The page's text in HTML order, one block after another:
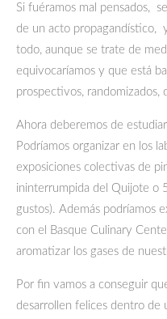
Si fuéramos mal pensados,
de un acto propagandístico,
todo, aunque se trate de
equivocaríamos y que está
prospectivos, randomizados,
Ahora deberemos de
Podríamos organizar en los
exposiciones colectivas de
ininterrumpida del Quijote o
gustos). Además podríamos
con el Basque Culinary
aromatizar los gases de
Por fin vamos a conseguir
desarrollen felices dentro de